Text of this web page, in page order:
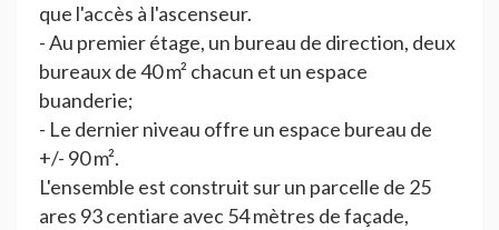
que l'accès à l'ascenseur.
- Au premier étage, un bureau de direction, deux
bureaux de 40 m² chacun et un espace
buanderie;
- Le dernier niveau offre un espace bureau de
+/- 90 m².
L'ensemble est construit sur un parcelle de 25
ares 93 centiare avec 54 mètres de façade,